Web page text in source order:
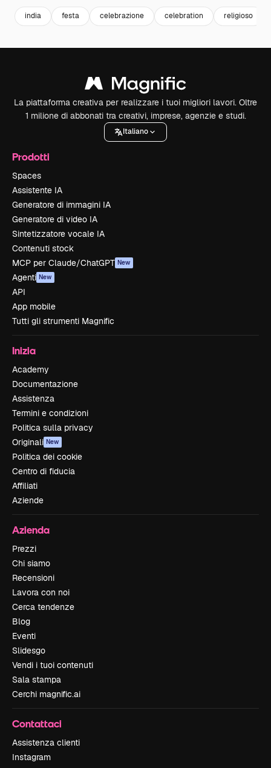
india festa celebrazione celebration religioso
La piattaforma creativa per realizzare i tuoi migliori lavori. Oltre
1 milione di abbonati tra creativi, imprese, agenzie e studi.
Italiano
Prodotti
Spaces
Assistente IA
Generatore di immagini IA
Generatore di video IA
Sintetizzatore vocale IA
Contenuti stock
MCP per Claude/ChatGPT New
Agenti New
API
App mobile
Tutti gli strumenti Magnific
Inizia
Academy
Documentazione
Assistenza
Termini e condizioni
Politica sulla privacy
Originali New
Politica dei cookie
Centro di fiducia
Affiliati
Aziende
Azienda
Prezzi
Chi siamo
Recensioni
Lavora con noi
Cerca tendenze
Blog
Eventi
Slidesgo
Vendi i tuoi contenuti
Sala stampa
Cerchi magnific.ai
Contattaci
Assistenza clienti
Instagram